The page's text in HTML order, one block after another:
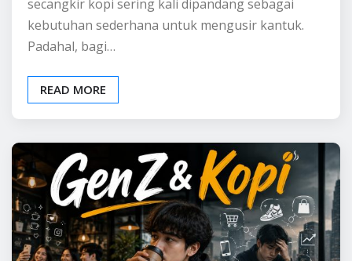
secangkir kopi sering kali dipandang sebagai
kebutuhan sederhana untuk mengusir kantuk.
Padahal, bagi…
READ MORE